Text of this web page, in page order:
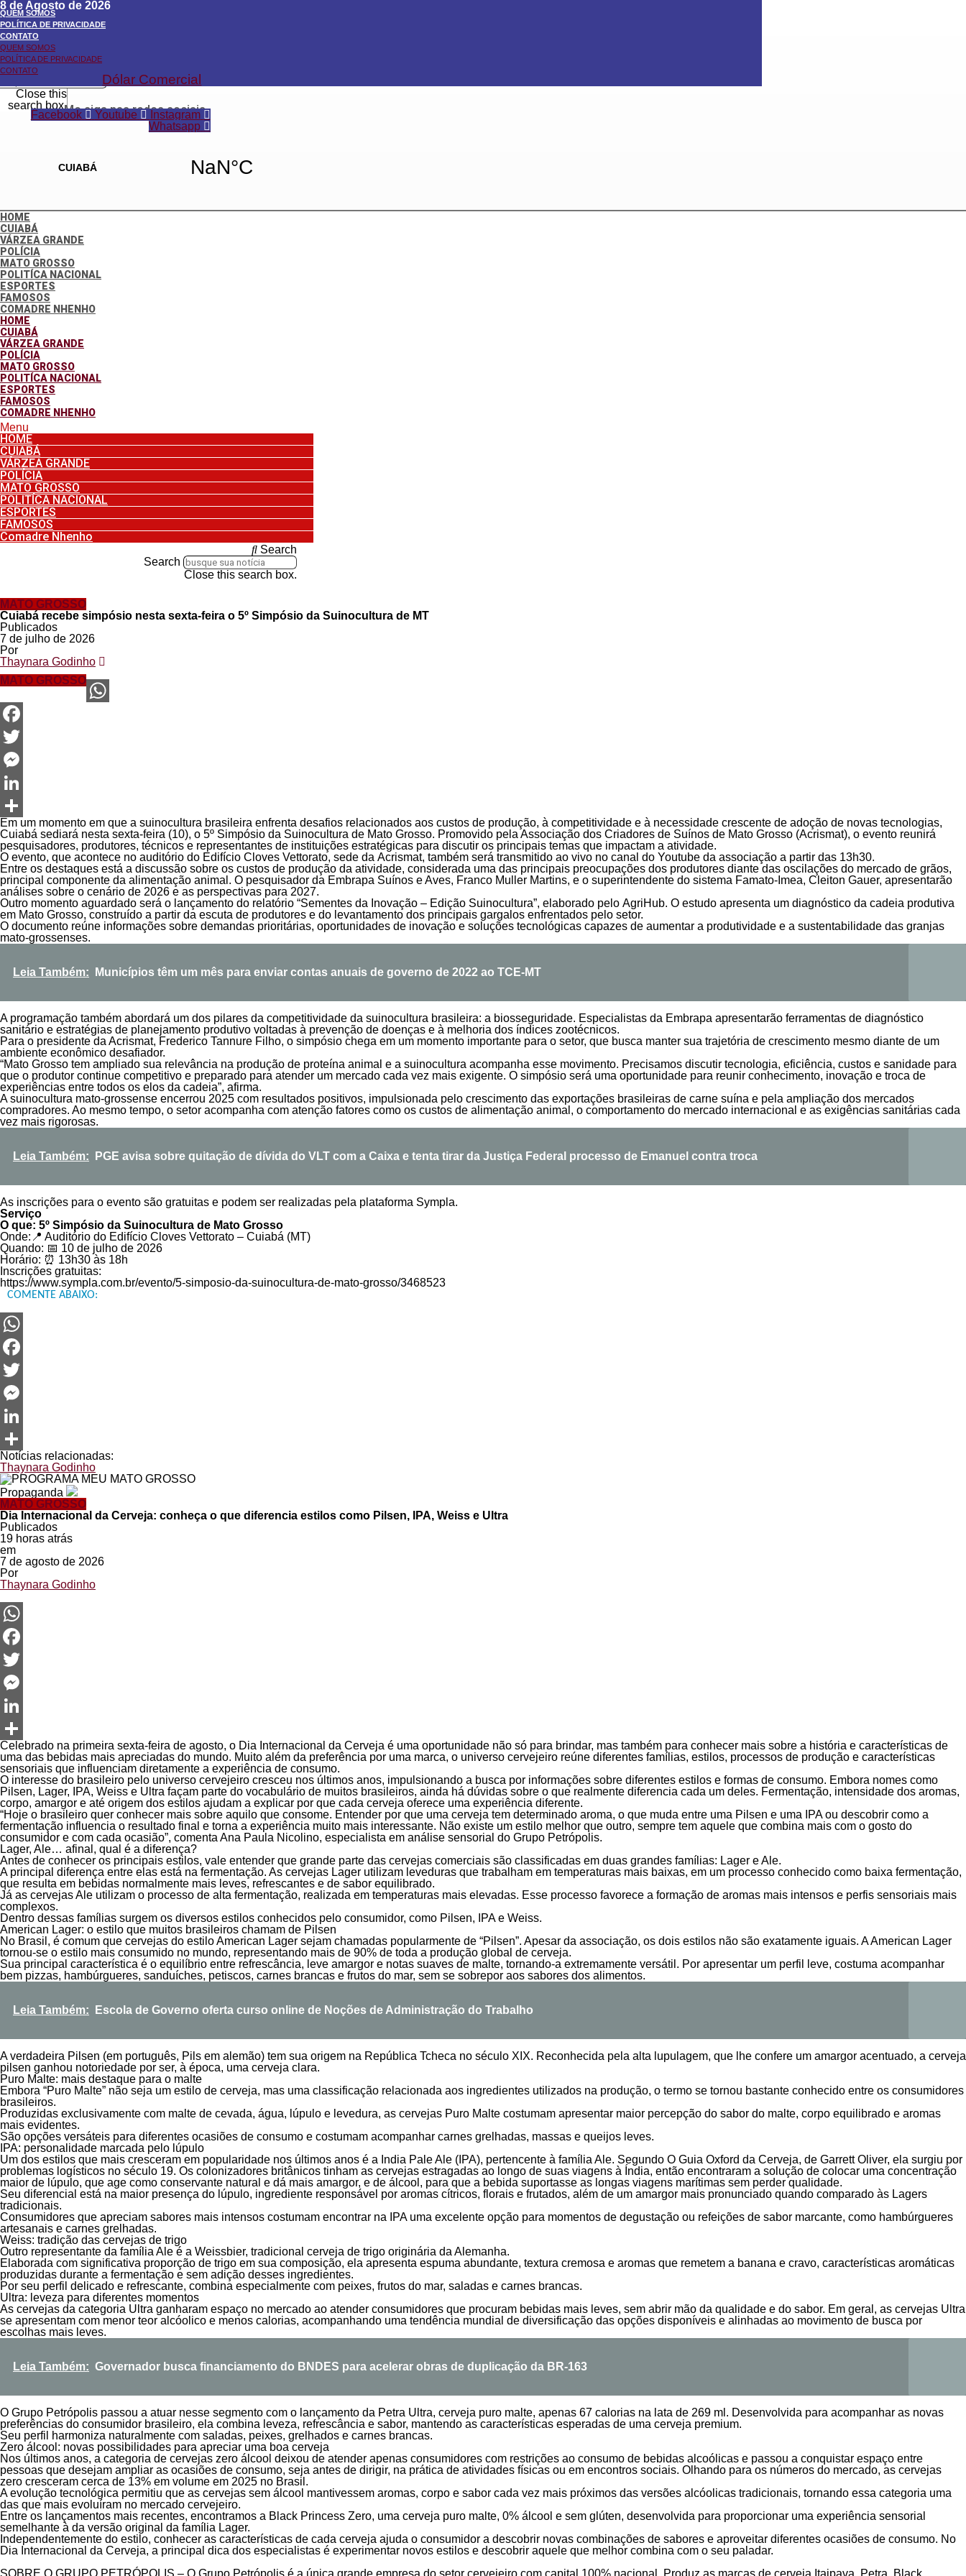
8 de Agosto de 2026
QUEM SOMOS
POLÍTICA DE PRIVACIDADE
CONTATO
QUEM SOMOS
POLÍTICA DE PRIVACIDADE
CONTATO
Dólar Comercial
Search
Search
Close this
search box.Me siga nas redes sociais
Facebook Youtube
Instagram
Whatsapp
HOME
CUIABÁ
VÁRZEA GRANDE
POLÍCIA
MATO GROSSO
POLITÍCA NACIONAL
ESPORTES
FAMOSOS
COMADRE NHENHO
HOME
CUIABÁ
VÁRZEA GRANDE
POLÍCIA
MATO GROSSO
POLITÍCA NACIONAL
ESPORTES
FAMOSOS
COMADRE NHENHO
Menu
HOME
CUIABÁ
VÁRZEA GRANDE
POLÍCIA
MATO GROSSO
POLITÍCA NACIONAL
ESPORTES
FAMOSOS
Comadre Nhenho
Search
Search
Close this search box.
MATO GROSSO
Cuiabá recebe simpósio nesta sexta-feira o 5º Simpósio da Suinocultura de MT
Publicados
7 de julho de 2026
Por
Thaynara Godinho
MATO GROSSO
WhatsApp
Facebook
Twitter
Messenger
LinkedIn
Share
Em um momento em que a suinocultura brasileira enfrenta desafios relacionados aos custos de produção, à competitividade e à necessidade crescente de adoção de novas tecnologias,
Cuiabá sediará nesta sexta-feira (10), o 5º Simpósio da Suinocultura de Mato Grosso. Promovido pela Associação dos Criadores de Suínos de Mato Grosso (Acrismat), o evento reunirá
pesquisadores, produtores, técnicos e representantes de instituições estratégicas para discutir os principais temas que impactam a atividade.
O evento, que acontece no auditório do Edifício Cloves Vettorato, sede da Acrismat, também será transmitido ao vivo no canal do Youtube da associação a partir das 13h30.
Entre os destaques está a discussão sobre os custos de produção da atividade, considerada uma das principais preocupações dos produtores diante das oscilações do mercado de grãos,
principal componente da alimentação animal. O pesquisador da Embrapa Suínos e Aves, Franco Muller Martins, e o superintendente do sistema Famato-Imea, Cleiton Gauer, apresentarão
análises sobre o cenário de 2026 e as perspectivas para 2027.
Outro momento aguardado será o lançamento do relatório “Sementes da Inovação – Edição Suinocultura”, elaborado pelo AgriHub. O estudo apresenta um diagnóstico da cadeia produtiva
em Mato Grosso, construído a partir da escuta de produtores e do levantamento dos principais gargalos enfrentados pelo setor.
O documento reúne informações sobre demandas prioritárias, oportunidades de inovação e soluções tecnológicas capazes de aumentar a produtividade e a sustentabilidade das granjas
mato-grossenses.
Leia Também: Municípios têm um mês para enviar contas anuais de governo de 2022 ao TCE-MT
A programação também abordará um dos pilares da competitividade da suinocultura brasileira: a biosseguridade. Especialistas da Embrapa apresentarão ferramentas de diagnóstico
sanitário e estratégias de planejamento produtivo voltadas à prevenção de doenças e à melhoria dos índices zootécnicos.
Para o presidente da Acrismat, Frederico Tannure Filho, o simpósio chega em um momento importante para o setor, que busca manter sua trajetória de crescimento mesmo diante de um
ambiente econômico desafiador.
“Mato Grosso tem ampliado sua relevância na produção de proteína animal e a suinocultura acompanha esse movimento. Precisamos discutir tecnologia, eficiência, custos e sanidade para
que o produtor continue competitivo e preparado para atender um mercado cada vez mais exigente. O simpósio será uma oportunidade para reunir conhecimento, inovação e troca de
experiências entre todos os elos da cadeia”, afirma.
A suinocultura mato-grossense encerrou 2025 com resultados positivos, impulsionada pelo crescimento das exportações brasileiras de carne suína e pela ampliação dos mercados
compradores. Ao mesmo tempo, o setor acompanha com atenção fatores como os custos de alimentação animal, o comportamento do mercado internacional e as exigências sanitárias cada
vez mais rigorosas.
Leia Também: PGE avisa sobre quitação de dívida do VLT com a Caixa e tenta tirar da Justiça Federal processo de Emanuel contra troca
As inscrições para o evento são gratuitas e podem ser realizadas pela plataforma Sympla.
Serviço
O que: 5º Simpósio da Suinocultura de Mato Grosso
Onde:📍 Auditório do Edifício Cloves Vettorato – Cuiabá (MT)
Quando: 📅 10 de julho de 2026
Horário: ⏰ 13h30 às 18h
Inscrições gratuitas:
https://www.sympla.com.br/evento/5-simposio-da-suinocultura-de-mato-grosso/3468523
COMENTE ABAIXO:
WhatsApp
Facebook
Twitter
Messenger
LinkedIn
Share
Notícias relacionadas:
Thaynara Godinho
Propaganda
MATO GROSSO
Dia Internacional da Cerveja: conheça o que diferencia estilos como Pilsen, IPA, Weiss e Ultra
Publicados
19 horas atrás
em
7 de agosto de 2026
Por
Thaynara Godinho
WhatsApp
Facebook
Twitter
Messenger
LinkedIn
Share
Celebrado na primeira sexta-feira de agosto, o Dia Internacional da Cerveja é uma oportunidade não só para brindar, mas também para conhecer mais sobre a história e características de
uma das bebidas mais apreciadas do mundo. Muito além da preferência por uma marca, o universo cervejeiro reúne diferentes famílias, estilos, processos de produção e características
sensoriais que influenciam diretamente a experiência de consumo.
O interesse do brasileiro pelo universo cervejeiro cresceu nos últimos anos, impulsionando a busca por informações sobre diferentes estilos e formas de consumo. Embora nomes como
Pilsen, Lager, IPA, Weiss e Ultra façam parte do vocabulário de muitos brasileiros, ainda há dúvidas sobre o que realmente diferencia cada um deles. Fermentação, intensidade dos aromas,
corpo, amargor e até origem dos estilos ajudam a explicar por que cada cerveja oferece uma experiência diferente.
“Hoje o brasileiro quer conhecer mais sobre aquilo que consome. Entender por que uma cerveja tem determinado aroma, o que muda entre uma Pilsen e uma IPA ou descobrir como a
fermentação influencia o resultado final e torna a experiência muito mais interessante. Não existe um estilo melhor que outro, sempre tem aquele que combina mais com o gosto do
consumidor e com cada ocasião”, comenta Ana Paula Nicolino, especialista em análise sensorial do Grupo Petrópolis.
Lager, Ale… afinal, qual é a diferença?
Antes de conhecer os principais estilos, vale entender que grande parte das cervejas comerciais são classificadas em duas grandes famílias: Lager e Ale.
A principal diferença entre elas está na fermentação. As cervejas Lager utilizam leveduras que trabalham em temperaturas mais baixas, em um processo conhecido como baixa fermentação,
que resulta em bebidas normalmente mais leves, refrescantes e de sabor equilibrado.
Já as cervejas Ale utilizam o processo de alta fermentação, realizada em temperaturas mais elevadas. Esse processo favorece a formação de aromas mais intensos e perfis sensoriais mais
complexos.
Dentro dessas famílias surgem os diversos estilos conhecidos pelo consumidor, como Pilsen, IPA e Weiss.
American Lager: o estilo que muitos brasileiros chamam de Pilsen
No Brasil, é comum que cervejas do estilo American Lager sejam chamadas popularmente de “Pilsen”. Apesar da associação, os dois estilos não são exatamente iguais. A American Lager
tornou-se o estilo mais consumido no mundo, representando mais de 90% de toda a produção global de cerveja.
Sua principal característica é o equilíbrio entre refrescância, leve amargor e notas suaves de malte, tornando-a extremamente versátil. Por apresentar um perfil leve, costuma acompanhar
bem pizzas, hambúrgueres, sanduíches, petiscos, carnes brancas e frutos do mar, sem se sobrepor aos sabores dos alimentos.
Leia Também: Escola de Governo oferta curso online de Noções de Administração do Trabalho
A verdadeira Pilsen (em português, Pils em alemão) tem sua origem na República Tcheca no século XIX. Reconhecida pela alta lupulagem, que lhe confere um amargor acentuado, a cerveja
pilsen ganhou notoriedade por ser, à época, uma cerveja clara.
Puro Malte: mais destaque para o malte
Embora “Puro Malte” não seja um estilo de cerveja, mas uma classificação relacionada aos ingredientes utilizados na produção, o termo se tornou bastante conhecido entre os consumidores
brasileiros.
Produzidas exclusivamente com malte de cevada, água, lúpulo e levedura, as cervejas Puro Malte costumam apresentar maior percepção do sabor do malte, corpo equilibrado e aromas
mais evidentes.
São opções versáteis para diferentes ocasiões de consumo e costumam acompanhar carnes grelhadas, massas e queijos leves.
IPA: personalidade marcada pelo lúpulo
Um dos estilos que mais cresceram em popularidade nos últimos anos é a India Pale Ale (IPA), pertencente à família Ale. Segundo O Guia Oxford da Cerveja, de Garrett Oliver, ela surgiu por
problemas logísticos no século 19. Os colonizadores britânicos tinham as cervejas estragadas ao longo de suas viagens à Índia, então encontraram a solução de colocar uma concentração
maior de lúpulo, que age como conservante natural e dá mais amargor, e de álcool, para que a bebida suportasse as longas viagens marítimas sem perder qualidade.
Seu diferencial está na maior presença do lúpulo, ingrediente responsável por aromas cítricos, florais e frutados, além de um amargor mais pronunciado quando comparado às Lagers
tradicionais.
Consumidores que apreciam sabores mais intensos costumam encontrar na IPA uma excelente opção para momentos de degustação ou refeições de sabor marcante, como hambúrgueres
artesanais e carnes grelhadas.
Weiss: tradição das cervejas de trigo
Outro representante da família Ale é a Weissbier, tradicional cerveja de trigo originária da Alemanha.
Elaborada com significativa proporção de trigo em sua composição, ela apresenta espuma abundante, textura cremosa e aromas que remetem a banana e cravo, características aromáticas
produzidas durante a fermentação e sem adição desses ingredientes.
Por seu perfil delicado e refrescante, combina especialmente com peixes, frutos do mar, saladas e carnes brancas.
Ultra: leveza para diferentes momentos
As cervejas da categoria Ultra ganharam espaço no mercado ao atender consumidores que procuram bebidas mais leves, sem abrir mão da qualidade e do sabor. Em geral, as cervejas Ultra
se apresentam com menor teor alcóolico e menos calorias, acompanhando uma tendência mundial de diversificação das opções disponíveis e alinhadas ao movimento de busca por
escolhas mais leves.
Leia Também: Governador busca financiamento do BNDES para acelerar obras de duplicação da BR-163
O Grupo Petrópolis passou a atuar nesse segmento com o lançamento da Petra Ultra, cerveja puro malte, apenas 67 calorias na lata de 269 ml. Desenvolvida para acompanhar as novas
preferências do consumidor brasileiro, ela combina leveza, refrescância e sabor, mantendo as características esperadas de uma cerveja premium.
Seu perfil harmoniza naturalmente com saladas, peixes, grelhados e carnes brancas.
Zero álcool: novas possibilidades para apreciar uma boa cerveja
Nos últimos anos, a categoria de cervejas zero álcool deixou de atender apenas consumidores com restrições ao consumo de bebidas alcoólicas e passou a conquistar espaço entre
pessoas que desejam ampliar as ocasiões de consumo, seja antes de dirigir, na prática de atividades físicas ou em encontros sociais. Olhando para os números do mercado, as cervejas
zero cresceram cerca de 13% em volume em 2025 no Brasil.
A evolução tecnológica permitiu que as cervejas sem álcool mantivessem aromas, corpo e sabor cada vez mais próximos das versões alcóolicas tradicionais, tornando essa categoria uma
das que mais evoluíram no mercado cervejeiro.
Entre os lançamentos mais recentes, encontramos a Black Princess Zero, uma cerveja puro malte, 0% álcool e sem glúten, desenvolvida para proporcionar uma experiência sensorial
semelhante à da versão original da família Lager.
Independentemente do estilo, conhecer as características de cada cerveja ajuda o consumidor a descobrir novas combinações de sabores e aproveitar diferentes ocasiões de consumo. No
Dia Internacional da Cerveja, a principal dica dos especialistas é experimentar novos estilos e descobrir aquele que melhor combina com o seu paladar.
SOBRE O GRUPO PETRÓPOLIS – O Grupo Petrópolis é a única grande empresa do setor cervejeiro com capital 100% nacional. Produz as marcas de cerveja Itaipava, Petra, Black